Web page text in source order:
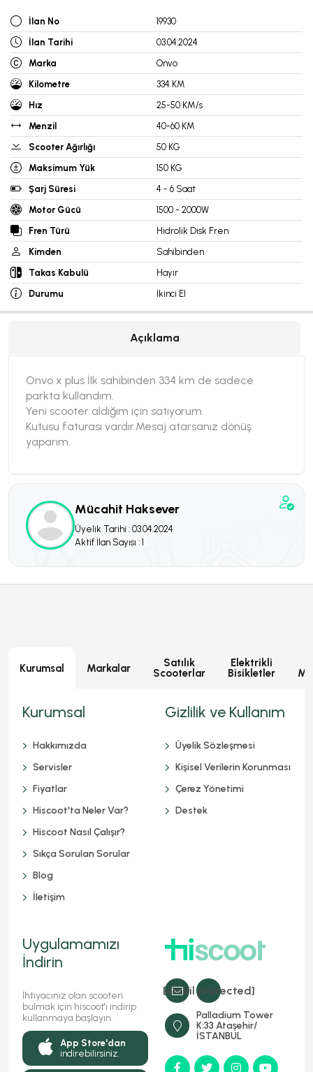
İlan No
19930
İlan Tarihi
03.04.2024
Marka
Onvo
Kilometre
334 KM
Hız
25-50 KM/s
Menzil
40-60 KM
Scooter Ağırlığı
50 KG
Maksimum Yük
150 KG
Şarj Süresi
4 - 6 Saat
Motor Gücü
1500 - 2000W
Fren Türü
Hidrolik Disk Fren
Kimden
Sahibinden
Takas Kabulü
Hayır
Durumu
İkinci El
Mücahit Haksever
Üyelik Tarihi : 03.04.2024
Aktif İlan Sayısı : 1
Açıklama
Onvo x plus İlk sahibinden 334 km de sadece
parkta kullandım.
Yeni scooter aldığım için satıyorum.
Kutusu faturası vardır.Mesaj atarsanız dönüş
yaparım.
Kurumsal Markalar
Satılık
Scooterlar
Elektrikli
Bisikletler
[email protected]
Palladium Tower
K:33 Ataşehir/
İSTANBUL
Kurumsal
Hakkımızda
Servisler
Fiyatlar
Hiscoot'ta Neler Var?
Hiscoot Nasıl Çalışır?
Sıkça Sorulan Sorular
Blog
İletişim
Gizlilik ve Kullanım
Üyelik Sözleşmesi
Kişisel Verilerin Korunması
Çerez Yönetimi
Destek
Uygulamamızı
İndirin
İhtiyacınız olan scooteri
bulmak için hiscoot'ı indirip
kullanmaya başlayın.
App Store'dan
indirebilirsiniz.